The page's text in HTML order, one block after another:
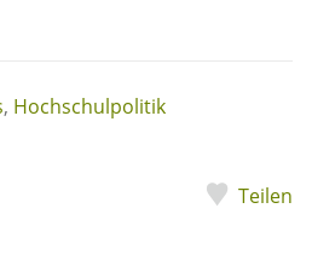
, Hochschulpolitik
Teilen